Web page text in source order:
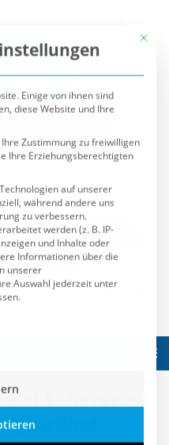
Fahrverbot
diese Website und Ihre
Zustimmung zu freiwilligen
Ihre Erziehungsberechtigten
auf unserer
während andere uns
zu verbessern.
werden (z. B. IP-
und Inhalte oder
Informationen über die
unserer
Auswahl jederzeit unter